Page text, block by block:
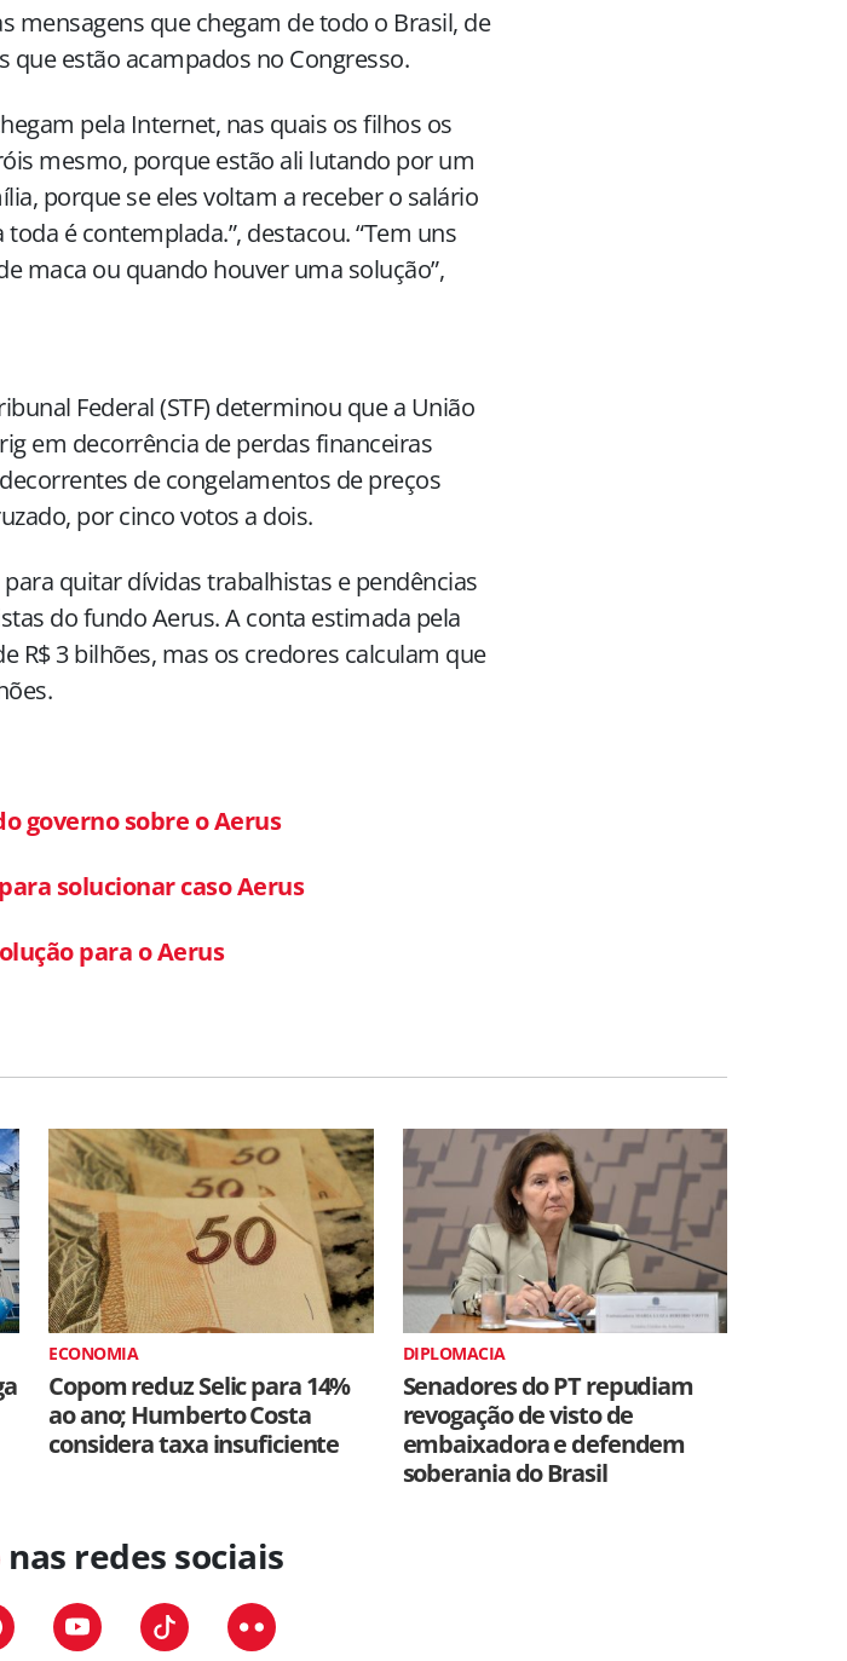
mensagens que chegam de todo o Brasil, de
que estão acampados no Congresso.
pela Internet, nas quais os filhos os
mesmo, porque estão ali lutando por um
porque se eles voltam a receber o salário
é contemplada.”, destacou. “Tem uns
maca ou quando houver uma solução”,
Federal (STF) determinou que a União
em decorrência de perdas financeiras
de congelamentos de preços
por cinco votos a dois.
quitar dívidas trabalhistas e pendências
do fundo Aerus. A conta estimada pela
R$ 3 bilhões, mas os credores calculam que
governo sobre o Aerus
solucionar caso Aerus
para o Aerus
ECONOMIA
Copom reduz Selic para 14%
ao ano; Humberto Costa
considera taxa insuficiente
DIPLOMACIA
Senadores do PT repudiam
revogação de visto de
embaixadora e defendem
soberania do Brasil
nas redes sociais